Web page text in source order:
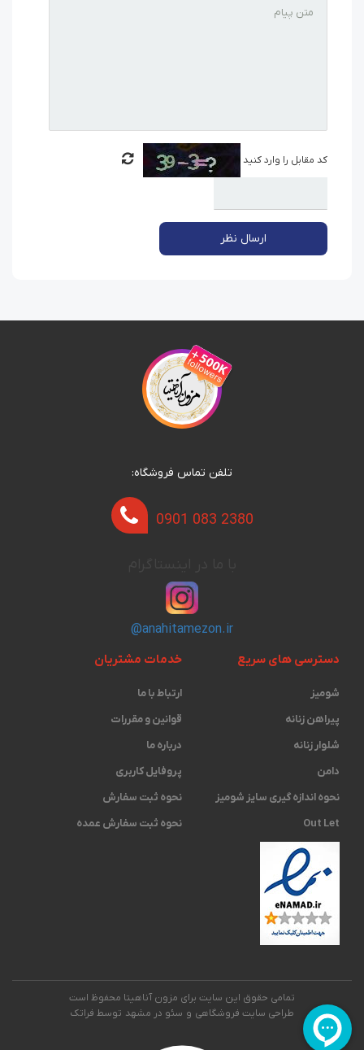
کد مقابل را وارد کنید
ارسال نظر
تلفن تماس فروشگاه:
0901 083 2380
@anahitamezon.ir
دسترسی های سریع
شومیز
پیراهن زنانه
شلوار زنانه
دامن
نحوه اندازه گیری ‫سایز شومیز
Out Let
خدمات مشتریان
ارتباط با ما
قوانین و مقررات
درباره ما
پروفایل کاربری
نحوه ثبت سفارش
نحوه ثبت سفارش عمده
تمامی حقوق این سایت برای مزون آناهیتا محفوظ است
طراحی سایت فروشگاهی و سئو در مشهد توسط فراتک